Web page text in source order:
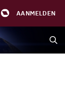
AANMELDEN